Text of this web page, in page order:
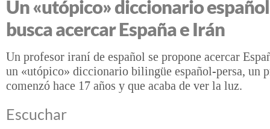
Un «utópico» diccionario
busca acercar España e Irán
Un profesor iraní de español se propone acercar
un «utópico» diccionario bilingüe español-persa, un
comenzó hace 17 años y que acaba de ver la luz.
Escuchar